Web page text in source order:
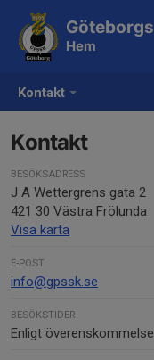
Kontakt
Hem
Kontakt
BESÖKSADRESS
J A Wettergrens gata 2
421 30 Västra Frölunda
Visa karta
E-POST
info@gpssk.se
BESÖKSTIDER
Enligt överenskommelse